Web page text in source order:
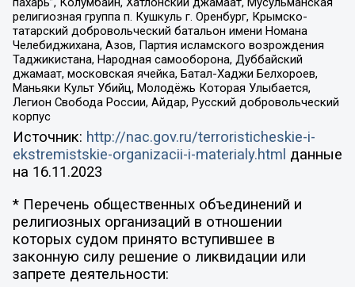
религиозная группа п. Кушкуль г. Оренбург, Крымско-
татарский добровольческий батальон имени Номана
Челебиджихана, Азов, Партия исламского возрождения
Таджикистана, Народная самооборона, Дуббайский
джамаат, московская ячейка, Батал-Хаджи Белхороев,
Маньяки Культ Убийц, Молодёжь Которая Улыбается,
Легион Свобода России, Айдар, Русский добровольческий
корпус
Источник: http://nac.gov.ru/terroristicheskie-i-
ekstremistskie-organizacii-i-materialy.html данные
на 16.11.2023
* Перечень общественных объединений и
религиозных организаций в отношении
которых судом принято вступившее в
законную силу решение о ликвидации или
запрете деятельности: